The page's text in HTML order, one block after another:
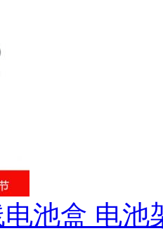
电池盒 电